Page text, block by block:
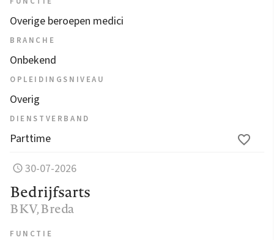
Overige beroepen medici
BRANCHE
Onbekend
OPLEIDINGSNIVEAU
Overig
DIENSTVERBAND
Parttime
30-07-2026
Bedrijfsarts
BKV, Breda
FUNCTIE